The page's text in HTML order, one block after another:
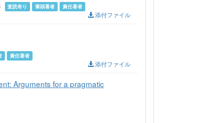
査読有り 筆頭著者 責任著者
添付ファイル
責任著者
添付ファイル
Arguments for a pragmatic